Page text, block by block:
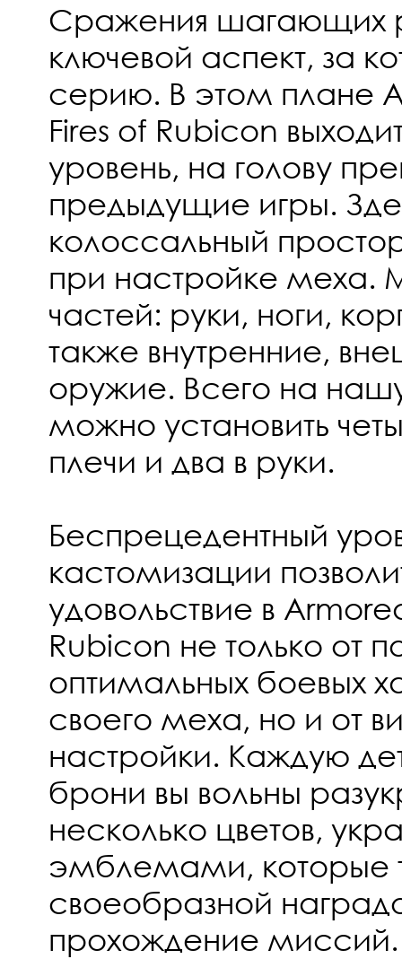
Сражения шагающих
ключевой аспект, за
серию. В этом плане
Fires of Rubicon
уровень, на голову
предыдущие игры.
колоссальный
при настройке меха.
частей: руки, ноги,
также внутренние,
оружие. Всего на
можно установить
плечи и два в руки.
Беспрецедентный
кастомизации
удовольствие в
Rubicon не только от
оптимальных боевых
своего меха, но и от
настройки. Каждую
брони вы вольны
несколько цветов,
эмблемами, которые
своеобразной
прохождение миссий.